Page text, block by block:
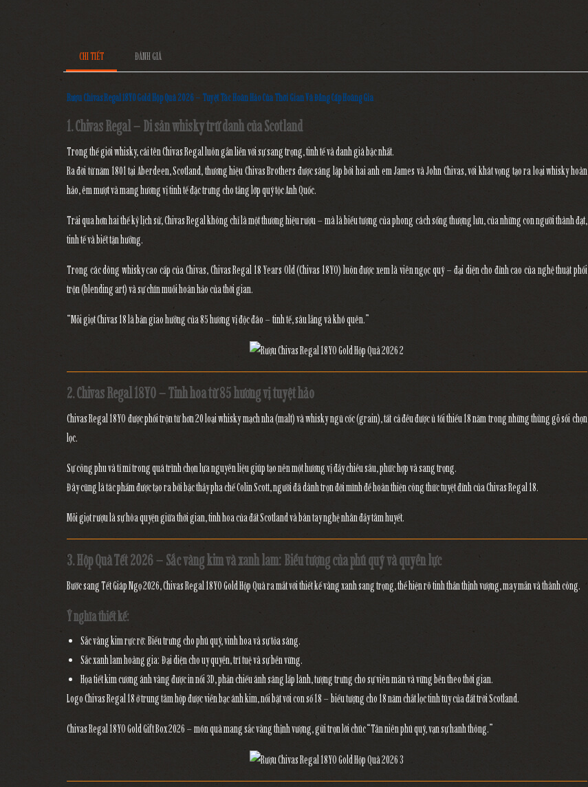
CHI TIẾT ĐÁNH GIÁ
Rượu Chivas Regal 18YO Gold Hộp Quà 2026 – Tuyệt Tác Hoàn Hảo Của Thời Gian Và Đẳng Cấp Hoàng Gia
1. Chivas Regal – Di sản whisky trứ danh của Scotland
Trong thế giới whisky, cái tênChivas Regalluôn gắn liền với sựsang trọng, tinh tế và danh giá bậc nhất.
Ra đời từ năm 1801tại Aberdeen, Scotland, thương hiệu Chivas Brothers được sáng lập bởi hai anh emJames và John Chivas, với khát vọng tạo ra loại whisky hoàn
hảo, êm mượt và mang hương vị tinh tế đặc trưng cho tầng lớp quý tộc Anh Quốc.
Trải qua hơnhai thế kỷ lịch sử, Chivas Regal không chỉ là một thương hiệu rượu – mà làbiểu tượng của phong cách sống thượng lưu, của những con người thành đạt,
tinh tế và biết tận hưởng.
Trong các dòng whisky cao cấp của Chivas,Chivas Regal 18 Years Old (Chivas 18YO) luôn được xem là viên ngọc quý – đại diện cho đỉnh cao của nghệ thuật phối
trộn (blending art)và sự chín muồi hoàn hảo của thời gian.
“Mỗi giọt Chivas 18 là bản giao hưởng của 85 hương vị độc đáo – tinh tế, sâu lắng và khó quên.”
2. Chivas Regal 18YO – Tinh hoa từ 85 hương vị tuyệt hảo
Chivas Regal 18YO được phối trộn từhơn 20 loại whisky mạch nha (malt) và whisky ngũ cốc (grain), tất cả đều được ủtối thiểu 18 nămtrong những thùng gỗ sồi chọn
lọc.
Sự công phu và tỉ mỉ trong quá trình chọn lựa nguyên liệu giúp tạo nênmột hương vị đầy chiều sâu, phức hợp và sang trọng.
Đây cũng là tác phẩm được tạo ra bởi bậc thầy pha chếColin Scott, người đã dành trọn đời mình để hoàn thiện công thức tuyệt đỉnh của Chivas Regal 18.
Mỗi giọt rượu là sự hòa quyện giữathời gian, tinh hoa của đất Scotlandvàbàn tay nghệ nhân đầy tâm huyết.
3. Hộp Quà Tết 2026 – Sắc vàng kim và xanh lam: Biểu tượng của phú quý và quyền lực
Bước sangTết Giáp Ngọ 2026,Chivas Regal 18YO Gold Hộp Quàra mắt với thiết kếvàng xanh sang trọng, thể hiện rõtinh thần thịnh vượng, may mắn và thành công.
Ý nghĩa thiết kế:
Sắc vàng kim rực rỡ: Biểu trưng chophú quý, vinh hoa và sự tỏa sáng.
Sắc xanh lam hoàng gia: Đại diện chouy quyền, trí tuệ và sự bền vững.
Họa tiếtkim cương ánh vàngđược in nổi 3D, phản chiếu ánh sáng lấp lánh, tượng trưng chosự viên mãn và vững bền theo thời gian.
LogoChivas Regal 18ở trung tâm hộp được viền bạc ánh kim, nổi bật với con số18 – biểu tượng cho 18 năm chắt lọc tinh túy của đất trời Scotland.
Chivas Regal 18YO Gold Gift Box 2026 – món quà mang sắc vàng thịnh vượng, gửi trọn lời chúc “Tân niên phú quý, vạn sự hanh thông.”